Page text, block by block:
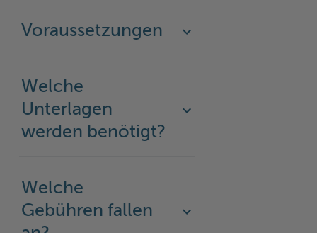
Voraussetzungen
Welche
Unterlagen
werden benötigt?
Welche
Gebühren fallen